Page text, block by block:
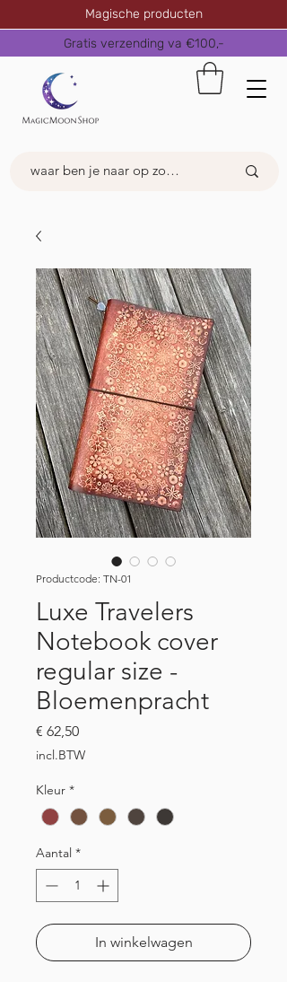
Magische producten
Gratis verzending va €100,-
Productcode: TN-01
Luxe Travelers
Notebook cover
regular size -
Bloemenpracht
€ 62,50Prijs
incl.BTW
Kleur *
Aantal *
In winkelwagen